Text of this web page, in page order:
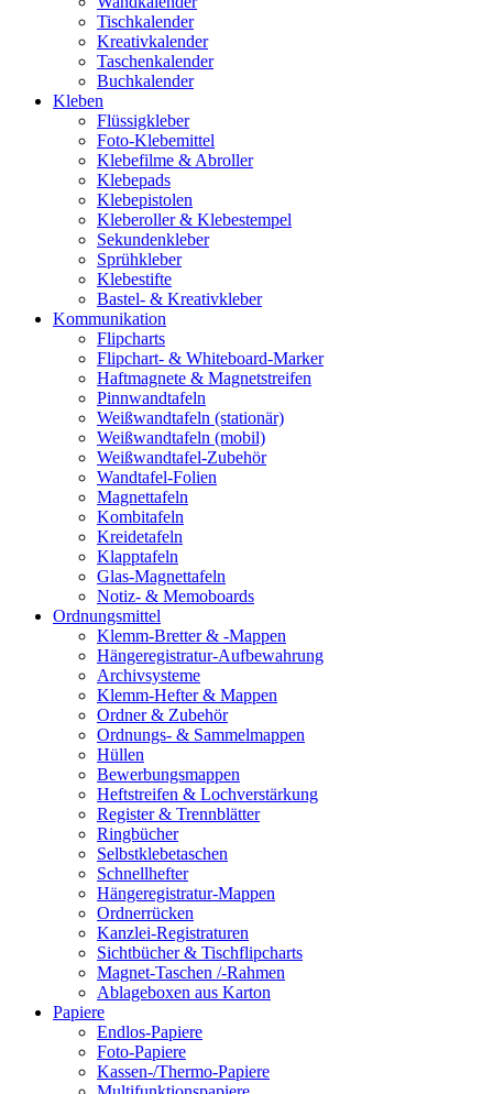
Tischkalender
Kreativkalender
Taschenkalender
Buchkalender
Kleben
Flüssigkleber
Foto-Klebemittel
Klebefilme & Abroller
Klebepads
Klebepistolen
Kleberoller & Klebestempel
Sekundenkleber
Sprühkleber
Klebestifte
Bastel- & Kreativkleber
Kommunikation
Flipcharts
Flipchart- & Whiteboard-Marker
Haftmagnete & Magnetstreifen
Pinnwandtafeln
Weißwandtafeln (stationär)
Weißwandtafeln (mobil)
Weißwandtafel-Zubehör
Wandtafel-Folien
Magnettafeln
Kombitafeln
Kreidetafeln
Klapptafeln
Glas-Magnettafeln
Notiz- & Memoboards
Ordnungsmittel
Klemm-Bretter & -Mappen
Hängeregistratur-Aufbewahrung
Archivsysteme
Klemm-Hefter & Mappen
Ordner & Zubehör
Ordnungs- & Sammelmappen
Hüllen
Bewerbungsmappen
Heftstreifen & Lochverstärkung
Register & Trennblätter
Ringbücher
Selbstklebetaschen
Schnellhefter
Hängeregistratur-Mappen
Ordnerrücken
Kanzlei-Registraturen
Sichtbücher & Tischflipcharts
Magnet-Taschen /-Rahmen
Ablageboxen aus Karton
Papiere
Endlos-Papiere
Foto-Papiere
Kassen-/Thermo-Papiere